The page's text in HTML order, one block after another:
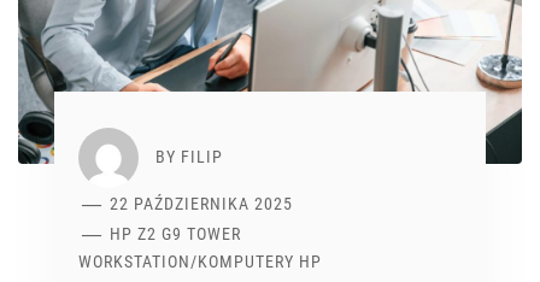
BY FILIP
22 PAŹDZIERNIKA 2025
HP Z2 G9 TOWER
WORKSTATION/KOMPUTERY HP